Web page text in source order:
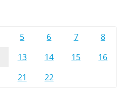
5 6 7
8
13 14 15
16
21 22